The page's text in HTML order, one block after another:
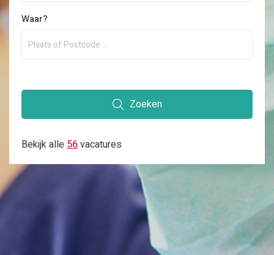
Waar?
Zoeken
Bekijk alle56vacatures